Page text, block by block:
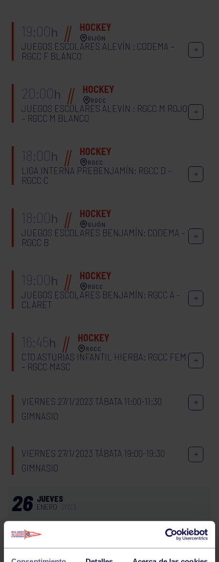
19:00h HOCKEY
GIJÓN
JUEGOS ESCOLARES ALEVÍN : CODEMA –
RGCC F BLANCO
20:00h HOCKEY
RGCC
JUEGOS ESCOLARES ALEVÍN : RGCC M ROJO
– RGCC M BLANCO
18:00h HOCKEY
RGCC
LIGA INTERNA PREBENJAMÍN: RGCC D –
RGCC C
18:00h HOCKEY
GIJÓN
JUEGOS ESCOLARES BENJAMÍN: CODEMA –
RGCC B
19:00h HOCKEY
RGCC
JUEGOS ESCOLARES BENJAMÍN: RGCC A –
CLARET
16:45h HOCKEY
RGCC
CTO ASTURIAS INFANTIL HIERBA: RGCC FEM
– RGCC MASC
VIERNES 27/1/2023 TÁBATA 11:00-11:30
GIMNASIO
VIERNES 27/1/2023 TÁBATA 19:00-19:30
GIMNASIO
26 JUEVES
ENERO
18:00 GIJÓN